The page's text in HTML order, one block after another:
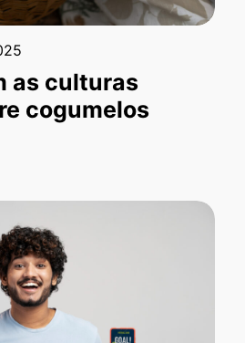
as culturas
cogumelos